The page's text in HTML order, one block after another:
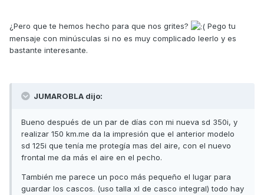
¿Pero que te hemos hecho para que nos grites?
Pego tu
mensaje con minúsculas si no es muy complicado leerlo y es
bastante interesante.
JUMAROBLA dijo:
Bueno después de un par de días con mi nueva sd 350i, y
realizar 150 km.me da la impresión que el anterior modelo
sd 125i que tenía me protegía mas del aire, con el nuevo
frontal me da más el aire en el pecho.
También me parece un poco más pequeño el lugar para
guardar los cascos. (uso talla xl de casco integral) todo hay